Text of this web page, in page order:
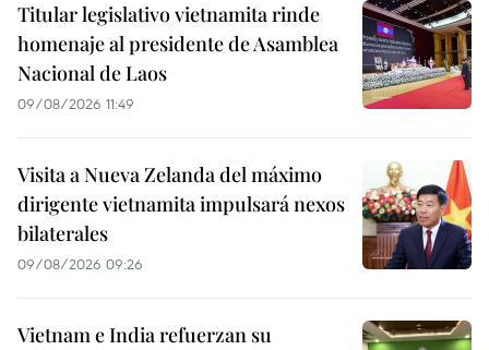
Titular legislativo vietnamita rinde
homenaje al presidente de Asamblea
Nacional de Laos
09/08/2026 11:49
Visita a Nueva Zelanda del máximo
dirigente vietnamita impulsará nexos
bilaterales
09/08/2026 09:26
Vietnam e India refuerzan su